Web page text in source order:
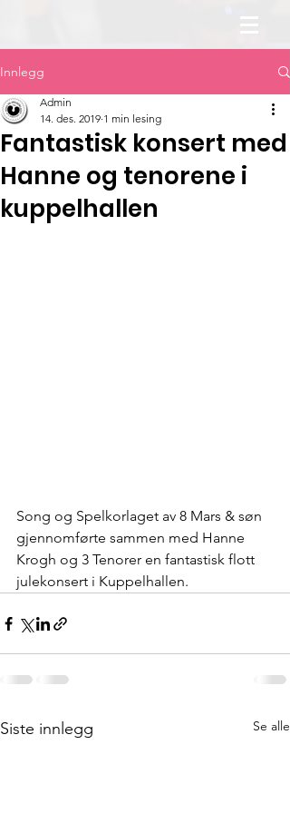
Innlegg
Fantastisk konsert med
Hanne og tenorene i
kuppelhallen
Admin
14. des. 2019 1 min lesing
Song og Spelkorlaget av 8 Mars & søn
gjennomførte sammen med Hanne
Krogh og 3 Tenorer en fantastisk flott
julekonsert i Kuppelhallen.
Siste innlegg Se alle